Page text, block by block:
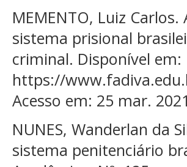
MEMENTO, Luiz
sistema prisional
criminal. Disponível em:
https://
Acesso em: 25 mar.
NUNES, Wanderlan da
sistema penitenciário